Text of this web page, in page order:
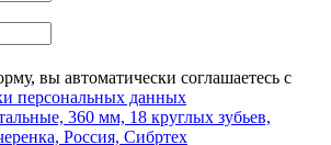
вы автоматически соглашаетесь с
персональных данных